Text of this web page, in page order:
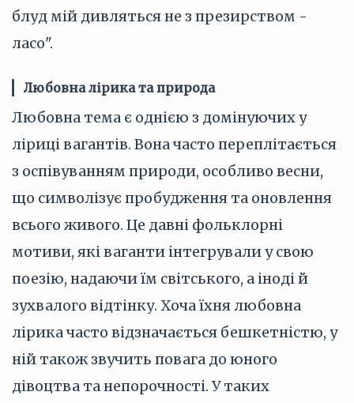
блуд мій дивляться не з презирством -
ласо".
Любовна лірика та природа
Любовна тема є однією з домінуючих у
ліриці вагантів. Вона часто переплітається
з оспівуванням природи, особливо весни,
що символізує пробудження та оновлення
всього живого. Це давні фольклорні
мотиви, які ваганти інтегрували у свою
поезію, надаючи їм світського, а іноді й
зухвалого відтінку. Хоча їхня любовна
лірика часто відзначається бешкетністю, у
ній також звучить повага до юного
дівоцтва та непорочності. У таких